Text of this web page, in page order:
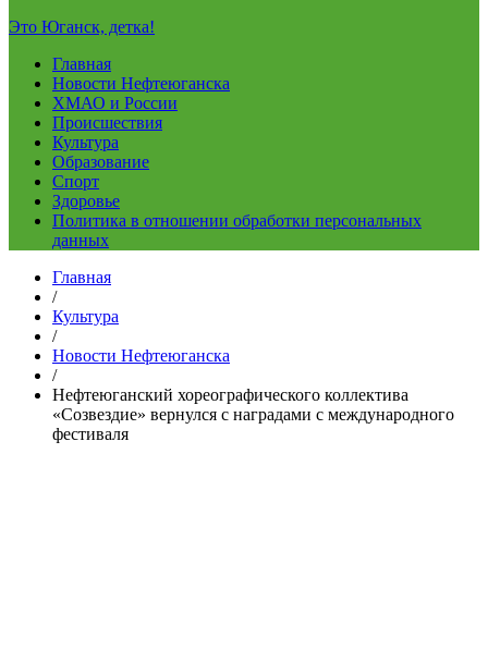
Это Юганск, детка!
Главная
Новости Нефтеюганска
ХМАО и России
Происшествия
Культура
Образование
Спорт
Здоровье
Политика в отношении обработки персональных
данных
Главная
/
Культура
/
Новости Нефтеюганска
/
Нефтеюганский хореографического коллектива
«Созвездие» вернулся с наградами с международного
фестиваля